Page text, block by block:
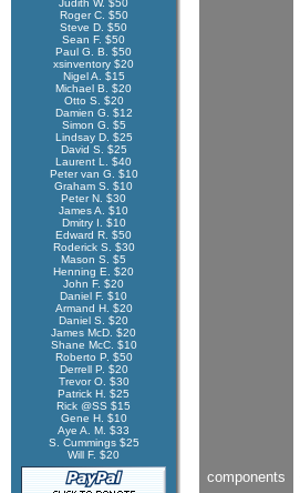
Judith W. $50
Roger C. $50
Steve D. $50
Sean F. $50
Paul G. B. $50
xsinventory $20
Nigel A. $15
Michael B. $20
Otto S. $20
Damien G. $12
Simon G. $5
Lindsay D. $25
David S. $25
Laurent L. $40
Peter van G. $10
Graham S. $10
Peter N. $30
James A. $10
Dmitry I. $10
Edward R. $50
Roderick S. $30
Mason S. $5
Henning E. $20
John F. $20
Daniel F. $10
Armand H. $20
Daniel S. $20
James McD. $20
Shane McC. $10
Roberto P. $50
Derrell P. $20
Trevor O. $30
Patrick H. $25
Rick @SS $15
Gene H. $10
Aye A. M. $33
S. Cummings $25
Will F. $20
components